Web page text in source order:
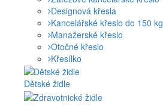
Designová křesla
Kancelářské křeslo do 150 kg
Manažerské křeslo
Otočné křeslo
Křesílko
Dětské židle